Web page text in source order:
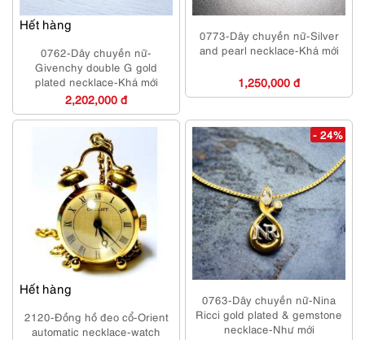
Hết hàng
0762-Dây chuyền nữ-
Givenchy double G gold
plated necklace-Khá mới
2,202,000 đ
0773-Dây chuyền nữ-Silver
and pearl necklace-Khá mới
1,250,000 đ
Hết hàng
2120-Đồng hồ đeo cổ-Orient
automatic necklace-watch
- 24%
0763-Dây chuyền nữ-Nina
Ricci gold plated & gemstone
necklace-Như mới